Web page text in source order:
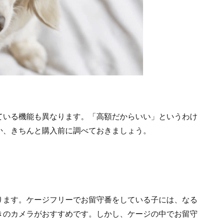
る機能も異なります。「高額だからいい」というわけ
きちんと購入前に調べておきましょう。
す。ケージフリーでお留守番をしている子には、なる
カメラがおすすめです。しかし、ケージの中でお留守